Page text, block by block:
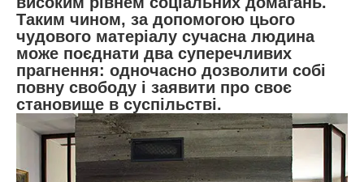
Таким чином, за допомогою цього
чудового матеріалу сучасна людина
може поєднати два суперечливих
прагнення: одночасно дозволити собі
повну свободу і заявити про своє
становище в суспільстві.